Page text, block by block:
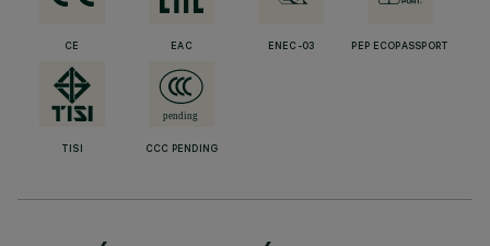
CE EAC ENEC-03 PEP ECOPASSPORT
TISI CCC PENDING